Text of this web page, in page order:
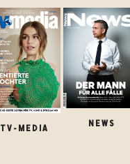
TV-MEDIA
NEWS